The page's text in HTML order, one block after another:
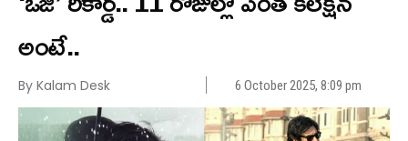
అంటే..
By Kalam Desk 6 October 2025, 8:09 pm